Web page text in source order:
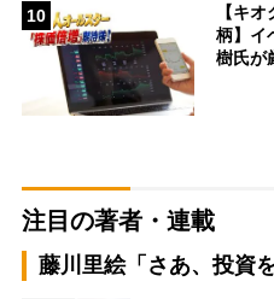
10
【キ
柄】イ
樹氏
注目の著者・連載
藤川里絵「さあ、投資